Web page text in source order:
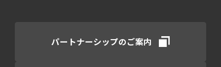
パートナーシップのご案内